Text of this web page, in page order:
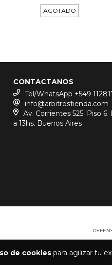
de cookies para agilizar tu
AGOTADO
CONTACTANOS
Tel/WhatsApp +549
info@arbitrostienda.com
Av. Corrientes 525. Piso 6.
a 13hs. Buenos Aires